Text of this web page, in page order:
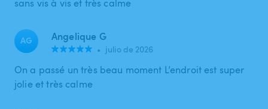
sans vis à vis et très calme
AG Angelique G
• julio de 2026
On a passé un très beau moment L’endroit est super
jolie et très calme